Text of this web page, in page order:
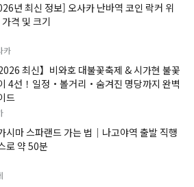
년 최신 정보] 오사카 난바역 코인 락커 위
격 및 크기
카
2026 최신】비와호 대불꽃축제 & 시가현 불꽃
4선！일정・볼거리・숨겨진 명당까지 완벽
드
시마 스파랜드 가는 법｜나고야역 출발 직행
로 약 50분